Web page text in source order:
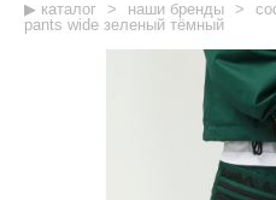
▶︎ каталог > наши бренды >
pants wide зеленый тёмный